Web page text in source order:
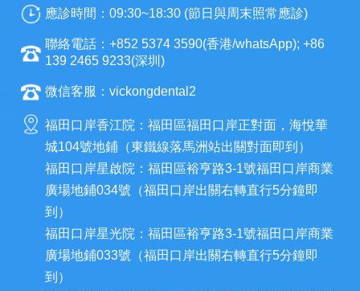
應診時間：09:30~18:30 (節日與周末照常應診)
聯絡電話：+852 5374 3590(香港/whatsApp); +86
139 2465 9233(深圳)
微信客服：vickongdental2
福田口岸香江院：福田區福田口岸正對面，海悅華
城104號地鋪（東鐵線落馬洲站出關對面即到）
福田口岸星啟院：福田區裕亨路3-1號福田口岸商業
廣場地鋪034號（福田口岸出關右轉直行5分鐘即
到）
福田口岸星光院：福田區裕亨路3-1號福田口岸商業
廣場地鋪033號（福田口岸出關右轉直行5分鐘即
到）